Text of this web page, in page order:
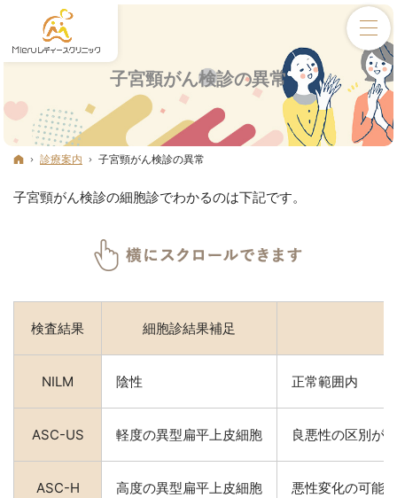
子宮頸がん検診の異常
ホーム
診療案内 子宮頸がん検診の異常
子宮頸がん検診の細胞診でわかるのは下記です。
検査結果 細胞診結果補足
NILM 陰性 正常範囲内
ASC-US 軽度の異型扁平上皮細胞 良悪性の区別が
ASC-H 高度の異型扁平上皮細胞 悪性変化の可能